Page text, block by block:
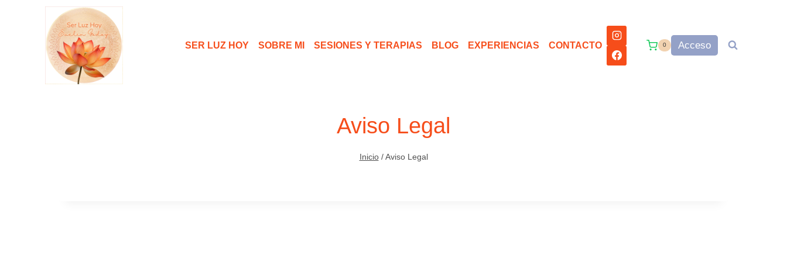
SER LUZ HOY SOBRE MI SESIONES Y TERAPIAS BLOG EXPERIENCIAS CONTACTO 0 Acceso
Aviso Legal
Inicio / Aviso Legal